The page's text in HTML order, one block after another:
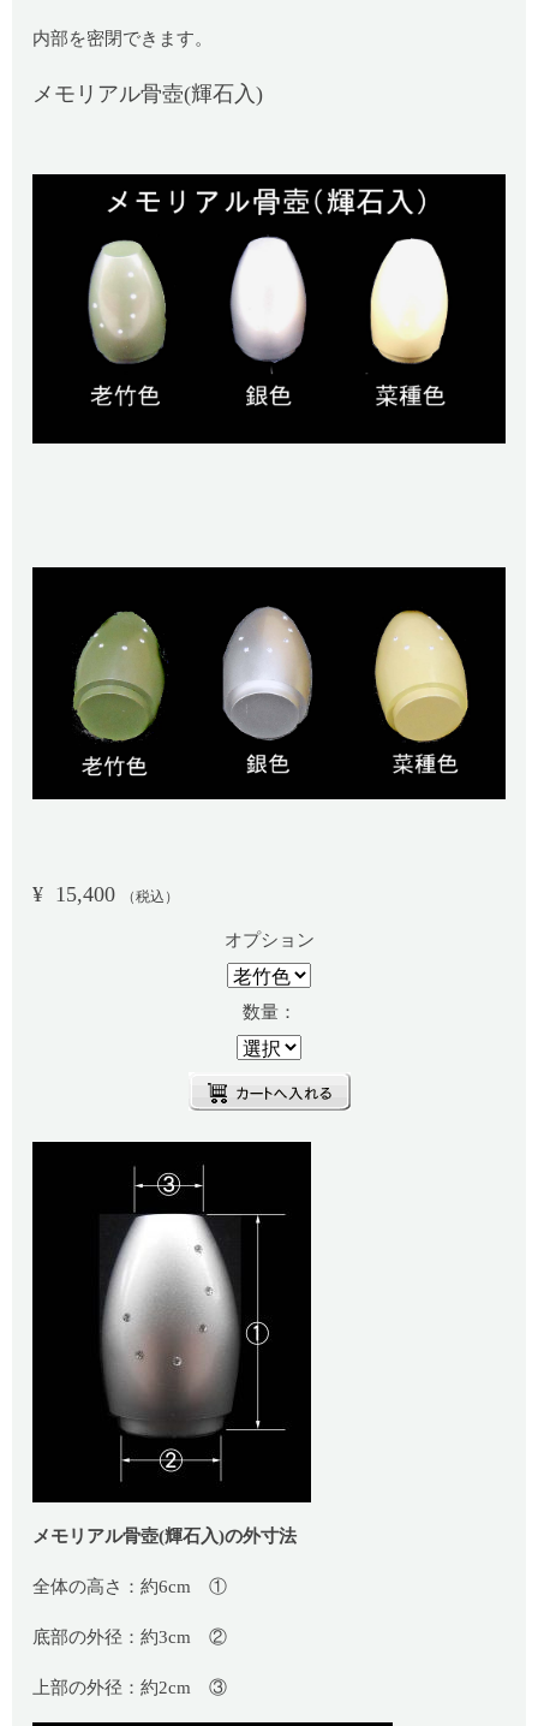
内部を密閉できます。
メモリアル骨壺(輝石入)
¥ 15,400 （税込）
オプション
数量：
メモリアル骨壺(輝石入)の外寸法
全体の高さ：約6cm ①
底部の外径：約3cm ②
上部の外径：約2cm ③